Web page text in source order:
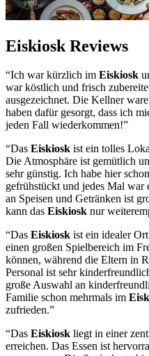
Eiskiosk Reviews
“Ich war kürzlich im Eiskiosk
war köstlich und frisch
ausgezeichnet. Die Kellner
haben dafür gesorgt, dass ich
jeden Fall wiederkommen!”
“Das Eiskiosk ist ein tolles
Die Atmosphäre ist gemütlich
sehr günstig. Ich habe hier
gefrühstückt und jedes Mal
an Speisen und Getränken ist
kann das Eiskiosk nur
“Das Eiskiosk ist ein idealer
einen großen Spielbereich im
können, während die Eltern in
Personal ist sehr
große Auswahl an
Familie schon mehrmals im
zufrieden.”
“Das Eiskiosk liegt in einer
erreichen. Das Essen ist